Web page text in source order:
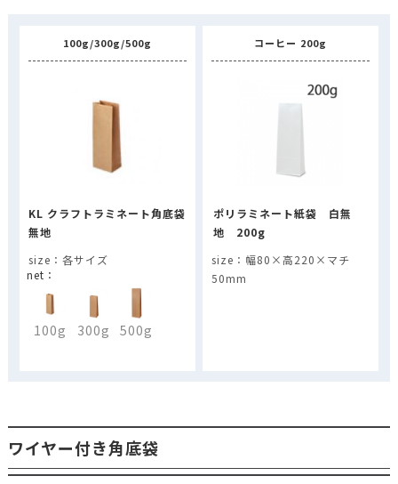
100g/300g/500g
KL クラフトラミネート角底袋
無地
各サイズ
100g 300g 500g
コーヒー 200g
ポリラミネート紙袋 白無
地 200g
幅80×高220×マチ
50mm
ワイヤー付き角底袋